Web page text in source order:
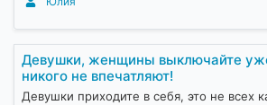
Девушки, женщины выключайте
никого не впечатляют!
Девушки приходите в себя, это не всех